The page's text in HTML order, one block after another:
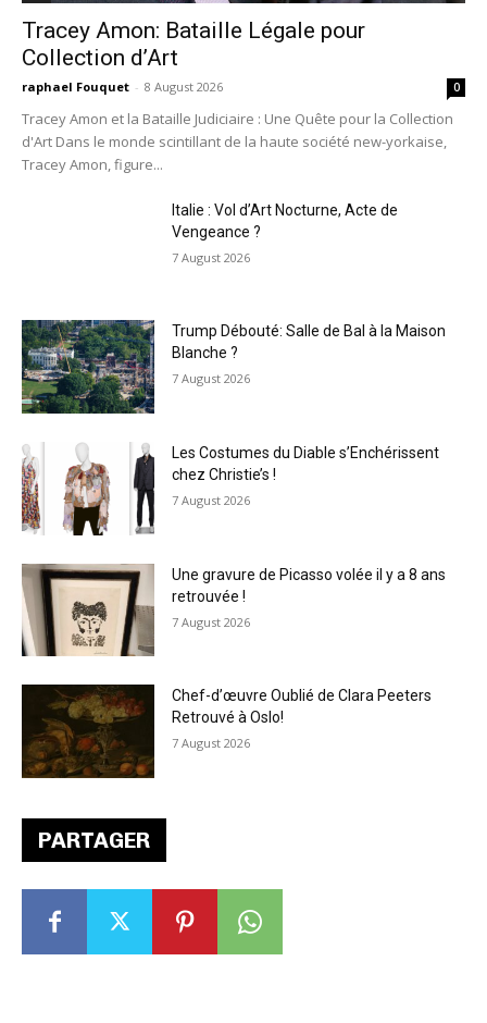
PARTAGER
Tracey Amon: Bataille Légale pour
Collection d’Art
raphael Fouquet - 8 August 2026 0
Tracey Amon et la Bataille Judiciaire : Une Quête pour la Collection
d'Art Dans le monde scintillant de la haute société new-yorkaise,
Tracey Amon, figure...
Italie : Vol d’Art Nocturne, Acte de
Vengeance ?
7 August 2026
Trump Débouté: Salle de Bal à la Maison
Blanche ?
7 August 2026
Les Costumes du Diable s’Enchérissent
chez Christie’s !
7 August 2026
Une gravure de Picasso volée il y a 8 ans
retrouvée !
7 August 2026
Chef-d’œuvre Oublié de Clara Peeters
Retrouvé à Oslo!
7 August 2026